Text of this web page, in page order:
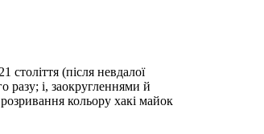
століття (після невдалої
разу; і, заокругленнями й
кольору хакі майок